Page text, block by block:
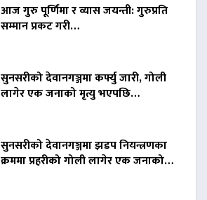
आज गुरु पूर्णिमा र व्यास जयन्ती: गुरुप्रति
सम्मान प्रकट गरी…
सुनसरीको देवानगञ्जमा कर्फ्यु जारी, गोली
लागेर एक जनाको मृत्यु भएपछि…
सुनसरीको देवानगञ्जमा झडप नियन्त्रणका
क्रममा प्रहरीको गोली लागेर एक जनाको…